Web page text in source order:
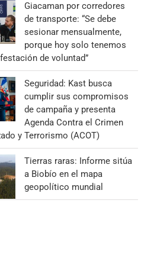
Giacaman por corredores
de transporte: “Se debe
sesionar mensualmente,
porque hoy solo tenemos
de voluntad”
Seguridad: Kast busca
cumplir sus compromisos
de campaña y presenta
Agenda Contra el Crimen
y Terrorismo (ACOT)
Tierras raras: Informe sitúa
a Biobío en el mapa
geopolítico mundial